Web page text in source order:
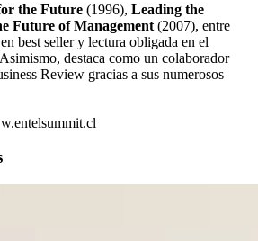
the Future (1996), Leading the
Future of Management (2007), entre
best seller y lectura obligada en el
destaca como un colaborador
Review gracias a sus numerosos